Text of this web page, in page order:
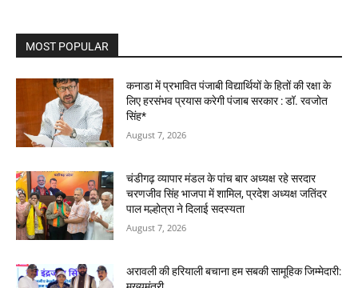
MOST POPULAR
कनाडा में प्रभावित पंजाबी विद्यार्थियों के हितों की रक्षा के
लिए हरसंभव प्रयास करेगी पंजाब सरकार : डॉ. रवजोत
सिंह*
August 7, 2026
चंडीगढ़ व्यापार मंडल के पांच बार अध्यक्ष रहे सरदार
चरणजीव सिंह भाजपा में शामिल, प्रदेश अध्यक्ष जतिंदर
पाल मल्होत्रा ने दिलाई सदस्यता
August 7, 2026
अरावली की हरियाली बचाना हम सबकी सामूहिक जिम्मेदारी: